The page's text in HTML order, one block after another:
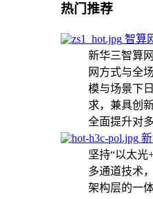
热门推荐
智算
新华三智算
网方式与全
模与场景下
求，兼具创
全面提升对
坚持“以太光
多通道技术
架构层的一